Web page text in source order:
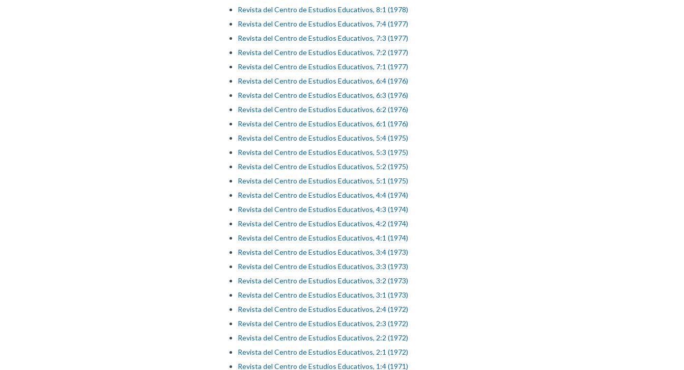
Revista del Centro de Estudios Educativos, 8:1 (1978)
Revista del Centro de Estudios Educativos, 7:4 (1977)
Revista del Centro de Estudios Educativos, 7:3 (1977)
Revista del Centro de Estudios Educativos, 7:2 (1977)
Revista del Centro de Estudios Educativos, 7:1 (1977)
Revista del Centro de Estudios Educativos, 6:4 (1976)
Revista del Centro de Estudios Educativos, 6:3 (1976)
Revista del Centro de Estudios Educativos, 6:2 (1976)
Revista del Centro de Estudios Educativos, 6:1 (1976)
Revista del Centro de Estudios Educativos, 5:4 (1975)
Revista del Centro de Estudios Educativos, 5:3 (1975)
Revista del Centro de Estudios Educativos, 5:2 (1975)
Revista del Centro de Estudios Educativos, 5:1 (1975)
Revista del Centro de Estudios Educativos, 4:4 (1974)
Revista del Centro de Estudios Educativos, 4:3 (1974)
Revista del Centro de Estudios Educativos, 4:2 (1974)
Revista del Centro de Estudios Educativos, 4:1 (1974)
Revista del Centro de Estudios Educativos, 3:4 (1973)
Revista del Centro de Estudios Educativos, 3:3 (1973)
Revista del Centro de Estudios Educativos, 3:2 (1973)
Revista del Centro de Estudios Educativos, 3:1 (1973)
Revista del Centro de Estudios Educativos, 2:4 (1972)
Revista del Centro de Estudios Educativos, 2:3 (1972)
Revista del Centro de Estudios Educativos, 2:2 (1972)
Revista del Centro de Estudios Educativos, 2:1 (1972)
Revista del Centro de Estudios Educativos, 1:4 (1971)